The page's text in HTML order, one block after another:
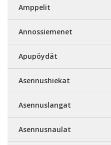
Amppelit
Annossiemenet
Apupöydät
Asennushiekat
Asennuslangat
Asennusnaulat